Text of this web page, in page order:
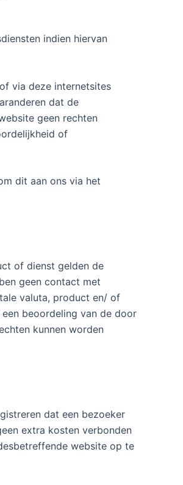
indien hiervan
via deze internetsites
dat de
geen rechten
of
dit aan ons via het
of dienst gelden de
geen contact met
valuta, product en/ of
beoordeling van de door
kunnen worden
dat een bezoeker
extra kosten verbonden
website op te